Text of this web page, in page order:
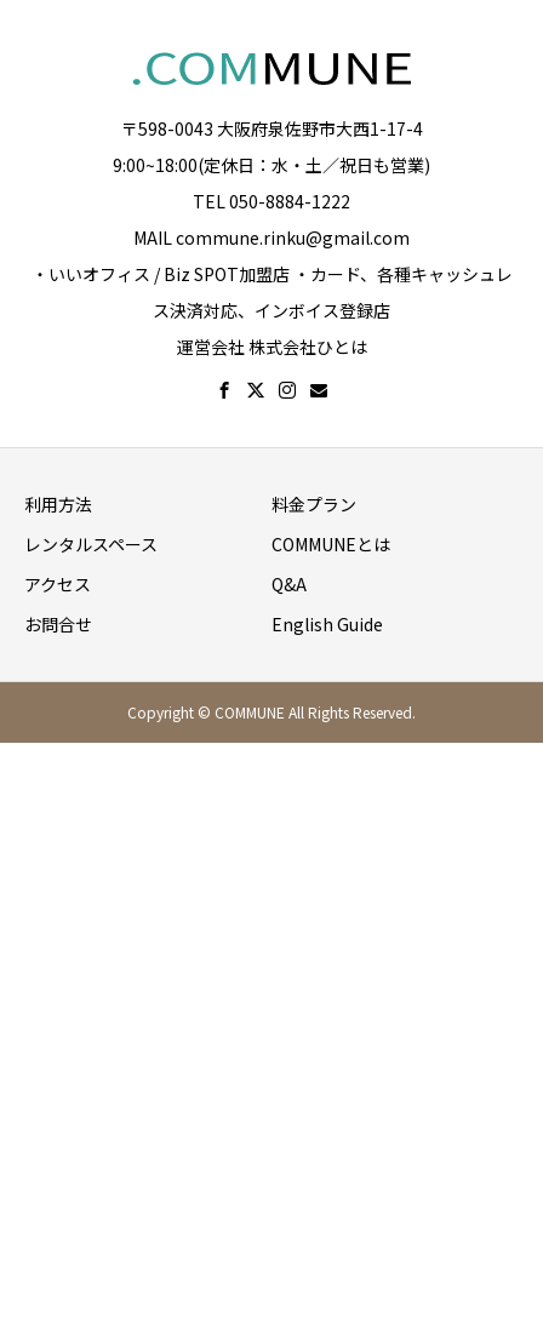
〒598-0043 大阪府泉佐野市大西1-17-4
9:00~18:00(定休日：水・土／祝日も営業)
TEL 050-8884-1222
MAIL commune.rinku@gmail.com
・いいオフィス / Biz SPOT加盟店 ・カード、各種キャッシュレ
ス決済対応、インボイス登録店
運営会社 株式会社ひとは
利用方法
料金プラン
レンタルスペース
COMMUNEとは
アクセス
Q&A
お問合せ
English Guide
Copyright © COMMUNE All Rights Reserved.